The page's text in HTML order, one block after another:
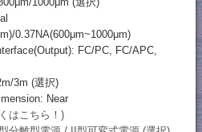
0.37NA(600μm~1000μm)
FC/PC, FC/APC,
3m (選択)
Near
はこちら！)